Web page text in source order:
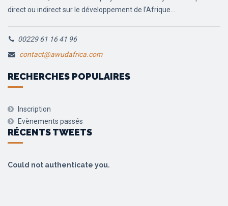
direct ou indirect sur le développement de l’Afrique...
00229 61 16 41 96
contact@awudafrica.com
RECHERCHES POPULAIRES
Inscription
Evènements passés
RÉCENTS TWEETS
Could not authenticate you.